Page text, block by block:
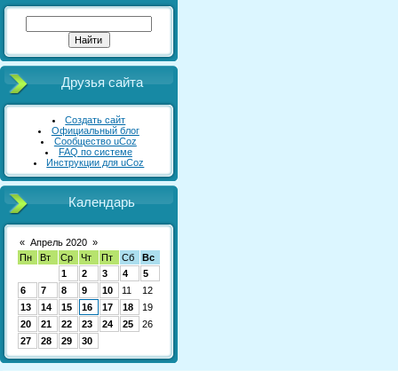
Друзья сайта
Создать сайт
Официальный блог
Сообщество uCoz
FAQ по системе
Инструкции для uCoz
Календарь
« Апрель 2020 »
Пн
Вт Ср Чт Пт Сб
Вс
1
2 3 4
5
6
7 8 9 10 11
12
13
14 15 16 17 18
19
20
21 22 23 24 25
26
27
28 29 30